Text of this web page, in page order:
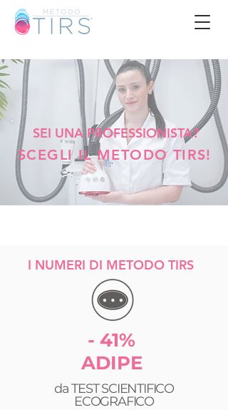
SEI UNA PROFESSIONISTA?
SCEGLI IL METODO TIRS!
I NUMERI DI METODO TIRS
- 41%
ADIPE
da TEST SCIENTIFICO
ECOGRAFICO